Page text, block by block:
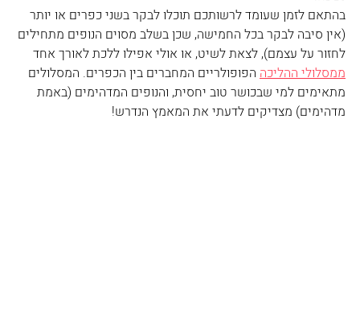
בהתאם לזמן שעומד לרשותכם תוכלו לבקר בשני כפרים או יותר
(אין סיבה לבקר בכל החמישה, שכן בשלב מסוים הנופים מתחילים
לחזור על עצמם), לצאת לשיט, או אולי אפילו ללכת לאורך אחד
ממסלולי ההליכה הפופולריים המחברים בין הכפרים. המסלולים
מתאימים למי שבכושר טוב יחסית, והנופים המדהימים (באמת
מדהימים) מצדיקים לדעתי את המאמץ הנדרש!